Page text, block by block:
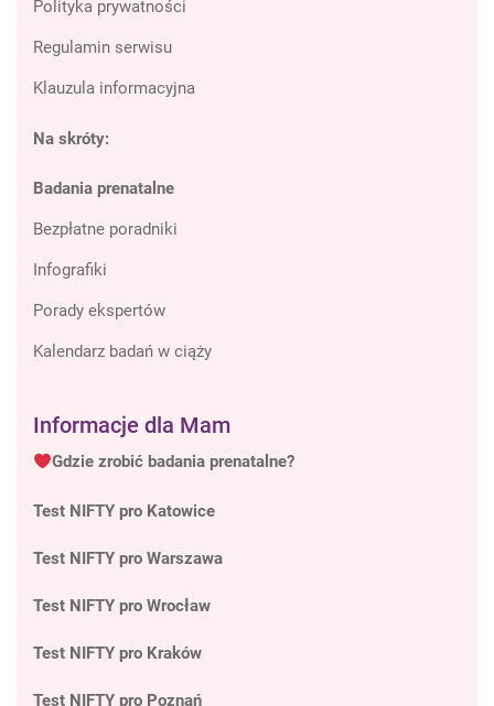
Polityka prywatności
Regulamin serwisu
Klauzula informacyjna
Na skróty:
Badania prenatalne
Bezpłatne poradniki
Infografiki
Porady ekspertów
Kalendarz badań w ciąży
Informacje dla Mam
Gdzie zrobić badania prenatalne?
Test NIFTY pro Katowice
Test NIFTY pro Warszawa
Test NIFTY pro Wrocław
Test NIFTY pro Kraków
Test NIFTY pro Poznań